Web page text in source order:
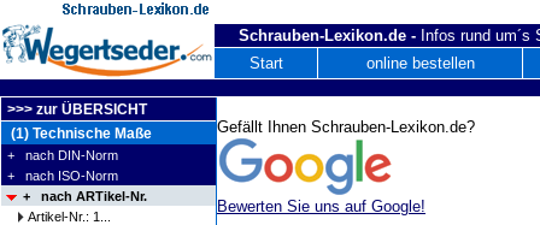
Schrauben-Lexikon.de - Infos rund um´s
Start
online bestellen
>>> zur ÜBERSICHT
(1) Technische Maße
+ nach DIN-Norm
+ nach ISO-Norm
+ nach ARTikel-Nr.
Artikel-Nr.: 1...
Gefällt Ihnen Schrauben-Lexikon.de?
Bewerten Sie uns auf Google!